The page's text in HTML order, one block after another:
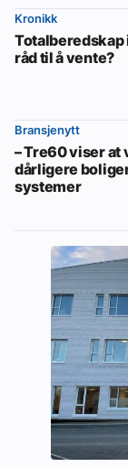
Kronikk
Totalberedskap
råd til å vente?
Bransjenytt
– Tre60 viser at
dårligere
systemer